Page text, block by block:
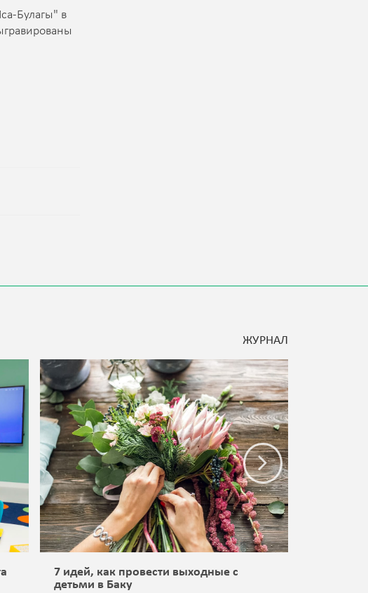
Булагы" в
ЖУРНАЛ
7 идей, как провести выходные с
детьми в Баку